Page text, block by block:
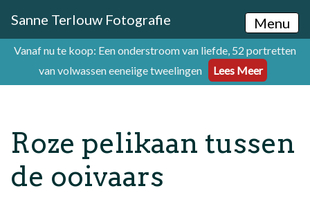
Sanne Terlouw Fotografie Menu
Vanaf nu te koop: Een onderstroom van liefde, 52 portretten
van volwassen eeneiige tweelingen
Lees Meer
Roze pelikaan tussen
de ooivaars